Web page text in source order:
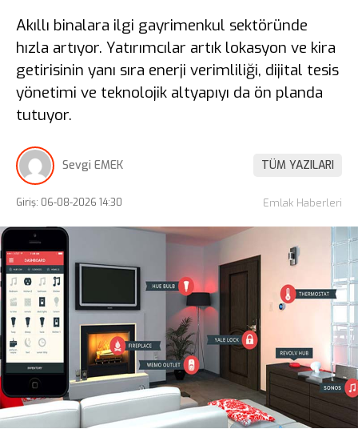
Akıllı binalara ilgi gayrimenkul sektöründe
hızla artıyor. Yatırımcılar artık lokasyon ve kira
getirisinin yanı sıra enerji verimliliği, dijital tesis
yönetimi ve teknolojik altyapıyı da ön planda
tutuyor.
Sevgi EMEK TÜM YAZILARI
Giriş: 06-08-2026 14:30 Emlak Haberleri